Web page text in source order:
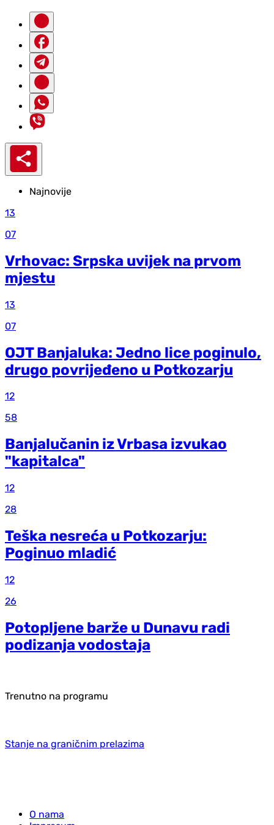
Najnovije
13
07
Vrhovac: Srpska uvijek na prvom
mjestu
13
07
OJT Banjaluka: Jedno lice poginulo,
drugo povrijeđeno u Potkozarju
12
58
Banjalučanin iz Vrbasa izvukao
"kapitalca"
12
28
Teška nesreća u Potkozarju:
Poginuo mladić
12
26
Potopljene barže u Dunavu radi
podizanja vodostaja
Trenutno na programu
Stanje na graničnim prelazima
O nama